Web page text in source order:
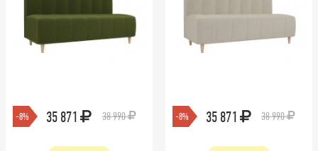
-8% 35 871 38 990 -8% 35 871 38 990